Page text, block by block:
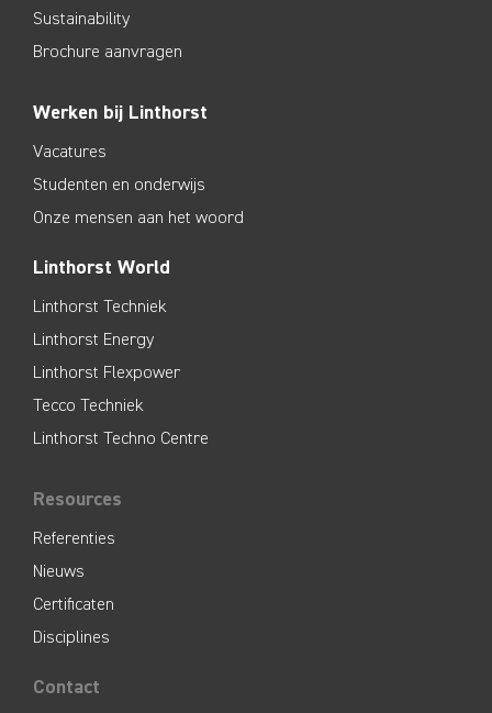
Sustainability
Brochure aanvragen
Werken bij Linthorst
Vacatures
Studenten en onderwijs
Onze mensen aan het woord
Linthorst World
Linthorst Techniek
Linthorst Energy
Linthorst Flexpower
Tecco Techniek
Linthorst Techno Centre
Resources
Referenties
Nieuws
Certificaten
Disciplines
Contact